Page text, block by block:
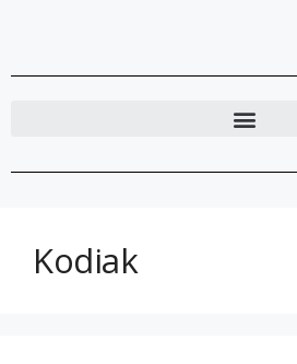
Kodiak